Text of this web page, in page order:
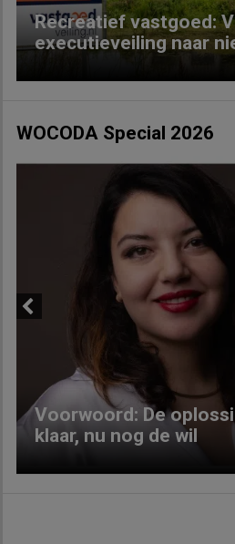
Recreatief vastgoed:
executieveiling naar
WOCODA Special 2026
Voorwoord: De
klaar, nu nog de wil